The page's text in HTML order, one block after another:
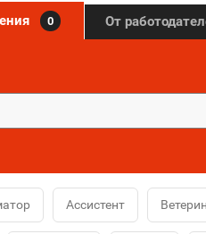
0 От
Ассистент